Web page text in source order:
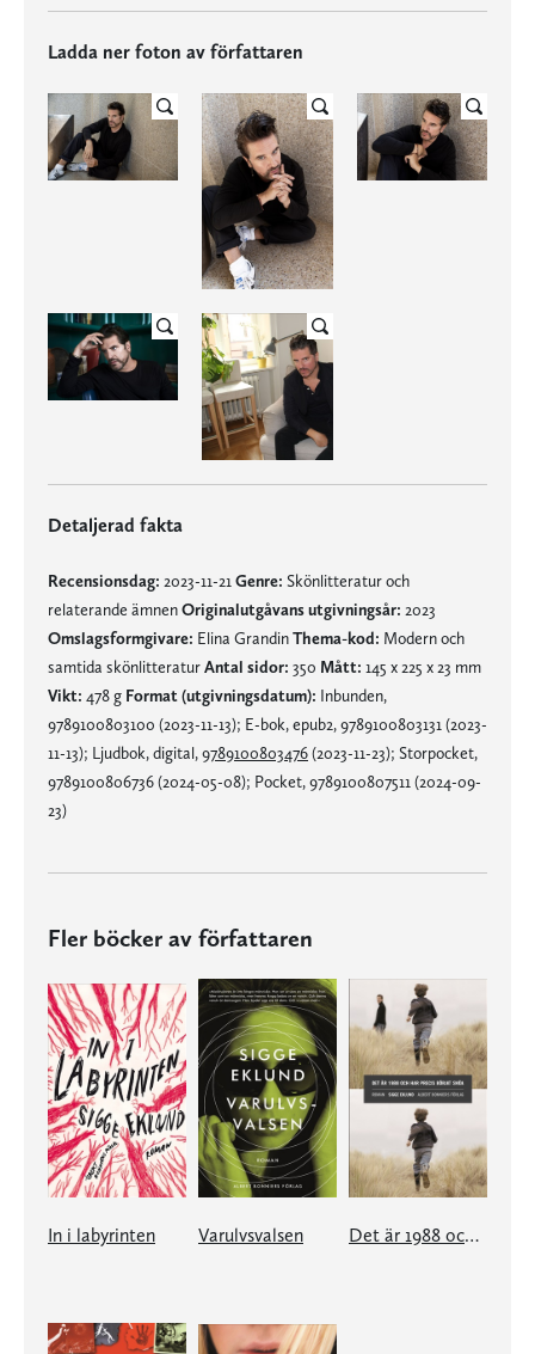
Ladda ner foton av författaren
Detaljerad fakta
Recensionsdag: 2023-11-21 Genre: Skönlitteratur och
relaterande ämnenOriginalutgåvans utgivningsår: 2023
Omslagsformgivare: Elina GrandinThema-kod: Modern och
samtida skönlitteraturAntal sidor: 350 Mått: 145 x 225 x 23 mm
Vikt: 478 g Format (utgivningsdatum): Inbunden,
9789100803100 (2023-11-13); E-bok, epub2, 9789100803131 (2023-
11-13); Ljudbok, digital,9789100803476(2023-11-23); Storpocket,
9789100806736 (2024-05-08); Pocket, 9789100807511 (2024-09-
23)
Fler böcker av författaren
In i labyrinten Varulvsvalsen Det är 1988 och har precis börjat snöa